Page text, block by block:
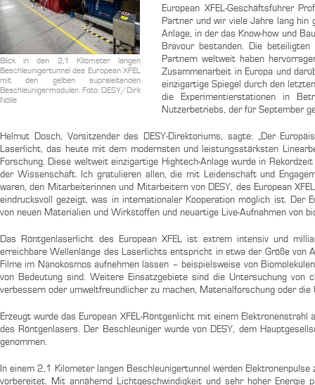
Blick in den 2,1 Kilometer langen
Beschleunigertunnel des European XFEL
mit den gelben supraleitenden
Beschleunigermodulen. Foto: DESY/Dirk
Nölle
European XFEL-Geschäftsführer
Partner und wir viele Jahre lang hin
Anlage, in der das Know-how und
Bravour bestanden. Die
Partnern weltweit haben
Zusammenarbeit in Europa und
einzigartige Spiegel durch den
die Experimentierstationen in
Nutzerbetriebs, der für September
Helmut Dosch, Vorsitzender des DESY-Direktoriums, sagte: „Der
Laserlicht, das heute mit dem modernsten und leistungsstärksten
Forschung. Diese weltweit einzigartige Hightech-Anlage wurde in
der Wissenschaft. Ich gratulieren allen, die mit Leidenschaft und
waren, den Mitarbeiterinnen und Mitarbeitern von DESY, des European
eindrucksvoll gezeigt, was in internationaler Kooperation möglich ist. Der
von neuen Materialien und Wirkstoffen und neuartige Live-Aufnahmen von
Das Röntgenlaserlicht des European XFEL ist extrem intensiv und
erreichbare Wellenlänge des Laserlichts entspricht in etwa der Größe
Filme im Nanokosmos aufnehmen lassen – beispielsweise von
von Bedeutung sind. Weitere Einsatzgebiete sind die Untersuchung
verbessern oder umweltfreundlicher zu machen, Materialforschung oder
Erzeugt wurde das European XFEL-Röntgenlicht mit einem
des Röntgenlasers. Der Beschleuniger wurde von DESY, dem
genommen.
In einem 2,1 Kilometer langen Beschleunigertunnel werden
vorbereitet. Mit annähernd Lichtgeschwindigkeit und sehr hoher